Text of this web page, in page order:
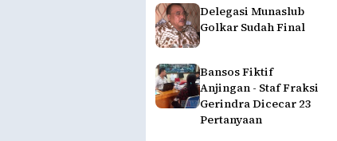
Delegasi Munaslub
Golkar Sudah Final
Bansos Fiktif
Anjingan - Staf Fraksi
Gerindra Dicecar 23
Pertanyaan